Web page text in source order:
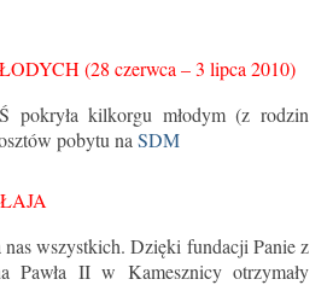
(28 czerwca – 3 lipca 2010)
pokryła kilkorgu młodym (z rodzin
pobytu naSDM
wszystkich. Dzięki fundacji Panie z
Pawła II w Kamesznicy otrzymały